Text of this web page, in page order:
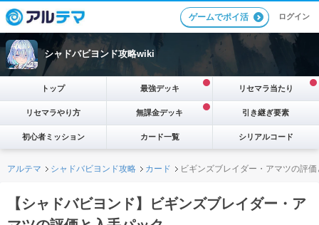
ゲームでポイ活 ログイン
シャドバビヨンド攻略wiki
トップ 最強デッキ リセマラ当たり
リセマラやり方 無課金デッキ 引き継ぎ要素
初心者ミッション カード一覧 シリアルコード
アルテマ シャドバビヨンド攻略 カード ビギンズブレイダー・アマツの評
【シャドバビヨンド】ビギンズブレイダー・ア